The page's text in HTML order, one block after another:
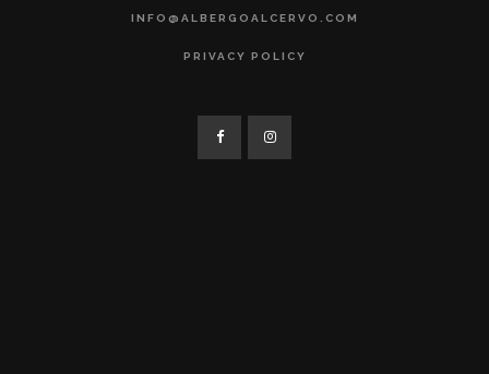
INFO@ALBERGOALCERVO.COM
PRIVACY POLICY